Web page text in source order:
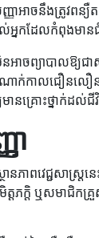
ញ្ញាអាចនឹងត្រូវពន្
នកដែលកំពុងមាន
អាចព្យាបាលឱ្យជ
ណាក់កាលជឿនលឿន
ានគ្រោះថ្នាក់ដល់ជី
ា
នភាពវេជ្ជសាស្ត្
ត្តភក្តិ ឬសមាជិកគ្